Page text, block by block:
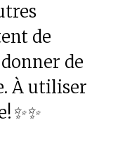
de
de
À utiliser
✨✨